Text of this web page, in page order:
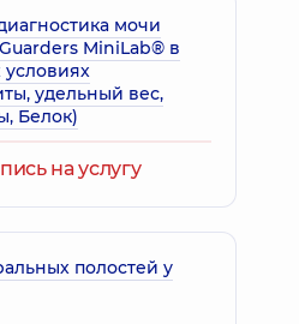
13 лет опыта
17 лет опыта
мочи
MiniLab® в
удельный вес,
Белок)
на услугу
полостей у